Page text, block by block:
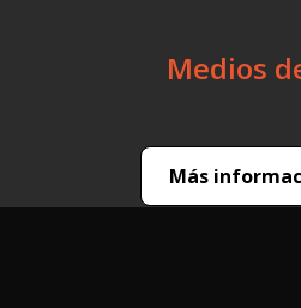
Medios
Más